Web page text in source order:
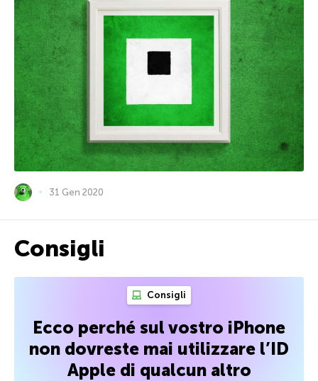
31 Gen 2020
Consigli
Consigli
Ecco perché sul vostro iPhone
non dovreste mai utilizzare l’ID
Apple di qualcun altro